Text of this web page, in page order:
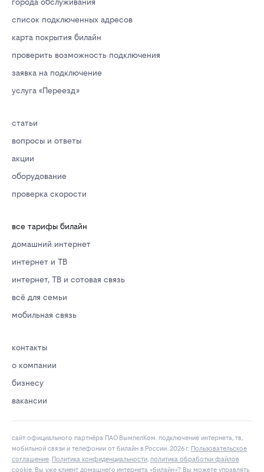
список подключенных адресов
карта покрытия билайн
проверить возможность подключения
заявка на подключение
услуга «Переезд»
статьи
вопросы и ответы
акции
оборудование
проверка скорости
все тарифы билайн
домашний интернет
интернет и ТВ
интернет, ТВ и сотовая связь
всё для семьи
мобильная связь
контакты
о компании
бизнесу
вакансии
сайт официального партнёра ПАО ВымпелКом. подключение интернета, тв,
мобильной связи и телефонии от билайн в России. 2026 г. Пользовательское
соглашение. Политика конфиденциальности. политика обработки файлов
cookie. Вы уже клиент домашнего интернета «билайн»? Вы можете управлять